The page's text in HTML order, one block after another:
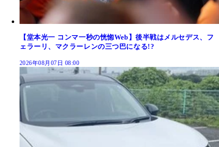
【堂本光一 コンマ一秒の恍惚Web】後半戦はメルセデス、フ
ェラーリ、マクラーレンの三つ巴になる!?
2026年08月07日 08:00